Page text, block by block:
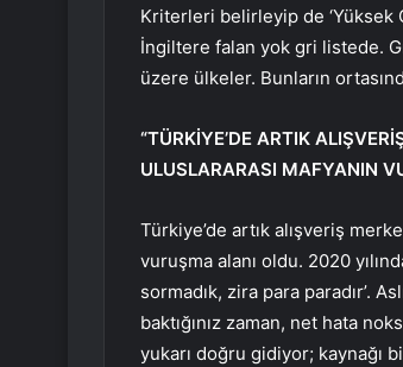
Kriterleri belirleyip de ‘Yüksek
İngiltere falan yok gri listede.
üzere ülkeler. Bunların
“TÜRKİYE’DE ARTIK
ULUSLARARASI MAFYANIN
Türkiye’de artık alışveriş
vuruşma alanı oldu. 2020
sormadık, zira para paradır’.
baktığınız zaman, net hata
yukarı doğru gidiyor; kaynağı